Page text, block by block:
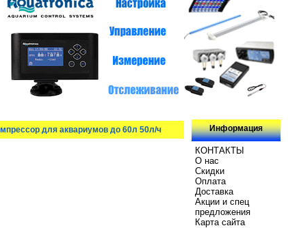
для аквариумов до 60л 50л/ч Информация
КОНТАКТЫ
О нас
Скидки
Oплатa
Доставка
Акции и спец
предложения
Карта сайта